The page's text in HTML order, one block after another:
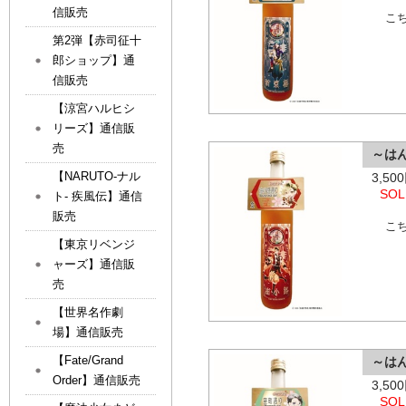
こ
～は
こ
～は
信販売
第2弾【赤司征十
郎ショップ】通
信販売
【涼宮ハルヒシ
リーズ】通信販
売
【NARUTO-ナル
ト- 疾風伝】通信
販売
【東京リベンジ
ャーズ】通信販
売
【世界名作劇
場】通信販売
【Fate/Grand
Order】通信販売